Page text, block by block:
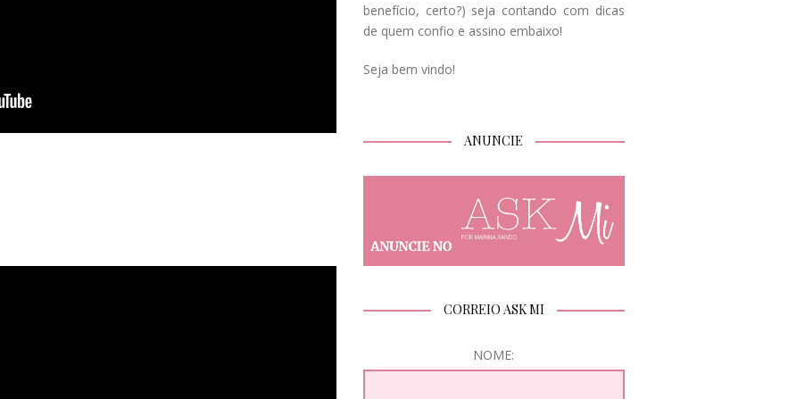
benefício, certo?) seja contando com dicas
de quem confio e assino embaixo!
Seja bem vindo!
ANUNCIE
CORREIO ASK MI
NOME: